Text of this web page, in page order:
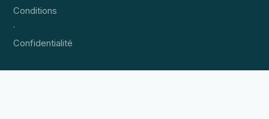
Conditions
·
Confidentialité